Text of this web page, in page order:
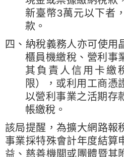
新臺幣3萬元以下者
款。
四、納稅義務人亦可使用
櫃員機繳稅、營利事
其負責人信用卡繳
限），或利用工商憑
以營利事業之活期存
帳繳稅。
該局提醒，為擴大網路報
事業採特殊會計年度結算
益、慈善機關或團體暨其